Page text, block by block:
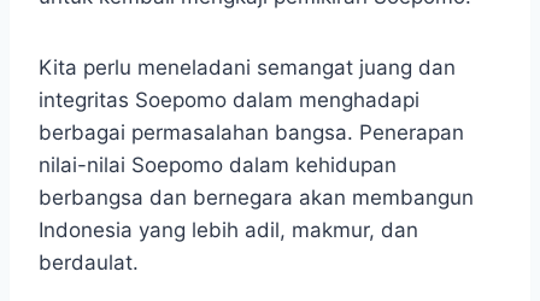
Kita perlu meneladani semangat juang dan
integritas Soepomo dalam menghadapi
berbagai permasalahan bangsa. Penerapan
nilai-nilai Soepomo dalam kehidupan
berbangsa dan bernegara akan membangun
Indonesia yang lebih adil, makmur, dan
berdaulat.